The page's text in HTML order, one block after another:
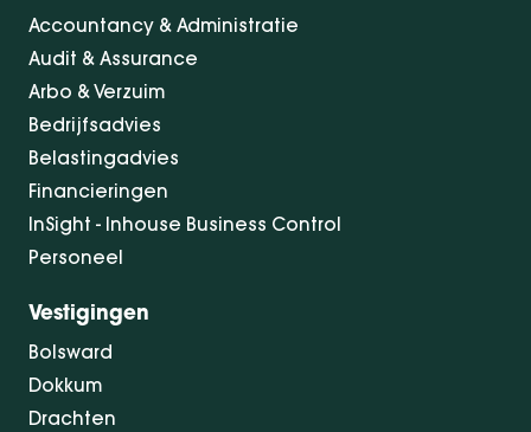
Accountancy & Administratie
Audit & Assurance
Arbo & Verzuim
Bedrijfsadvies
Belastingadvies
Financieringen
InSight - Inhouse Business Control
Personeel
Vestigingen
Bolsward
Dokkum
Drachten